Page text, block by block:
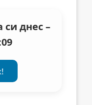
днес –